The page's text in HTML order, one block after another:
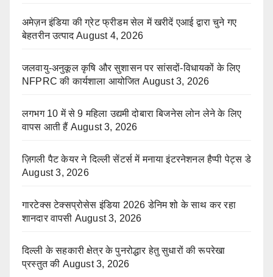
अमेज़न इंडिया की ग्रेट फ्रीडम सेल में खरीदें एआई द्वारा चुने गए
बेहतरीन उत्पाद August 4, 2026
जलवायु-अनुकूल कृषि और सुशासन पर सांसदों-विधायकों के लिए
NFPRC की कार्यशाला आयोजित August 3, 2026
लगभग 10 में से 9 महिला उद्यमी दोबारा बिजनेस लोन लेने के लिए
वापस आती हैं August 3, 2026
ज़िगली पैट केयर ने दिल्ली सेंटर्स में मनाया इंटरनेशनल हैप्पी पेट्स डे
August 3, 2026
गारटेक्स टेक्सप्रोसेस इंडिया 2026 डेनिम शो के साथ कर रहा
शानदार वापसी August 3, 2026
दिल्ली के सहकारी क्षेत्र के पुनरोद्धार हेतु सुधारों की रूपरेखा
प्रस्तुत की August 3, 2026